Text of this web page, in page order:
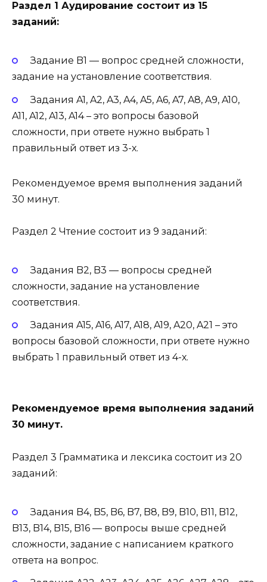
Раздел 1 Аудирование состоит из 15
заданий:
Задание B1 — вопрос средней сложности,
задание на установление соответствия.
Задания A1, A2, A3, A4, A5, A6, A7, A8, A9, A10,
A11, A12, A13, A14 – это вопросы базовой
сложности, при ответе нужно выбрать 1
правильный ответ из 3-х.
Рекомендуемое время выполнения заданий
30 минут.
Раздел 2 Чтение состоит из 9 заданий:
Задания B2, B3 — вопросы средней
сложности, задание на установление
соответствия.
Задания A15, A16, A17, A18, A19, A20, A21 – это
вопросы базовой сложности, при ответе нужно
выбрать 1 правильный ответ из 4-х.
Рекомендуемое время выполнения заданий
30 минут.
Раздел 3 Грамматика и лексика состоит из 20
заданий:
Задания B4, B5, B6, B7, B8, B9, B10, B11, B12,
B13, B14, B15, B16 — вопросы выше средней
сложности, задание с написанием краткого
ответа на вопрос.